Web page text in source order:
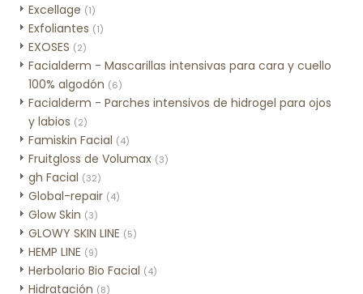
Excellage (1)
Exfoliantes (1)
EXOSES (2)
Facialderm - Mascarillas intensivas para cara y cuello
100% algodón (6)
Facialderm - Parches intensivos de hidrogel para ojos
y labios (2)
Famiskin Facial (4)
Fruitgloss de Volumax (3)
gh Facial (32)
Global-repair (4)
Glow Skin (3)
GLOWY SKIN LINE (5)
HEMP LINE (9)
Herbolario Bio Facial (4)
Hidratación (8)